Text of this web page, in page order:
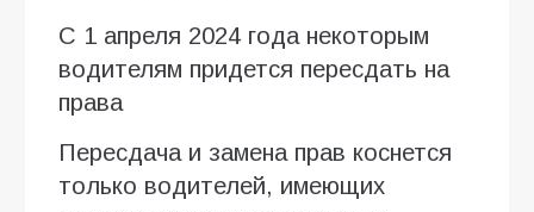
С 1 апреля 2024 года некоторым
водителям придется пересдать на
права
Пересдача и замена прав коснется
только водителей, имеющих